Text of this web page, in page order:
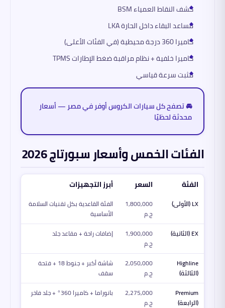
كشف النقاط العمياء BSM
مساعد البقاء داخل الحارة LKA
كاميرا 360 درجة محيطية (في الفئات الأعلى)
كاميرا خلفية + نظام مراقبة ضغط الإطارات TPMS
مثبت سرعة قياسي
🚘 تصفح كل سيارات الكروس أوفر في مصر — أسعار
محدثة لحظيًا
الفئات الخمس وأسعار سبورتاج 2026
الفئة السعر أبرز التجهيزات
LX (الأولى)
1,800,000
ج.م
الفئة القاعدية بكل تقنيات السلامة
الأساسية
EX (الثانية)
1,900,000
ج.م
إضافات راحة + مقاعد جلد
Highline
(الثالثة)
2,050,000
ج.م
شاشة أكبر + جنوط 18 + فتحة
سقف
Premium
(الرابعة)
2,275,000
ج.م
بانوراما + كاميرا 360° + جلد فاخر